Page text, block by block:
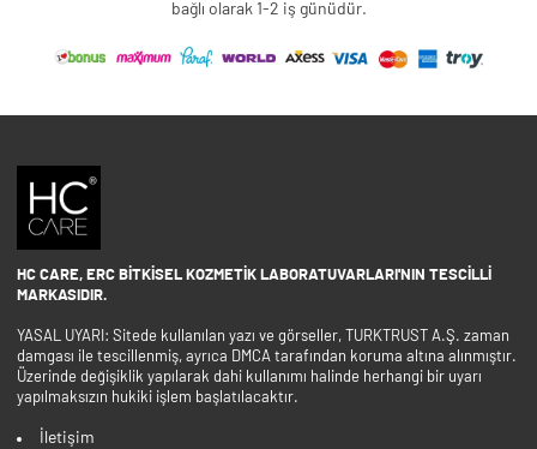
bağlı olarak 1-2 iş günüdür.
HC CARE, ERC BITKISEL KOZMETIK LABORATUVARLARI'NIN TESCILLI
MARKASIDIR.
YASAL UYARI: Sitede kullanılan yazı ve görseller, TURKTRUST A.Ş. zaman
damgası ile tescillenmiş, ayrıca DMCA tarafından koruma altına alınmıştır.
Üzerinde değişiklik yapılarak dahi kullanımı halinde herhangi bir uyarı
yapılmaksızın hukiki işlem başlatılacaktır.
İletişim